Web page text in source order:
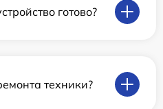
готово?
техники?